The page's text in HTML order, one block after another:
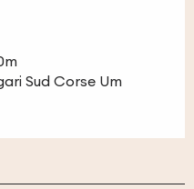
Sud Corse Um